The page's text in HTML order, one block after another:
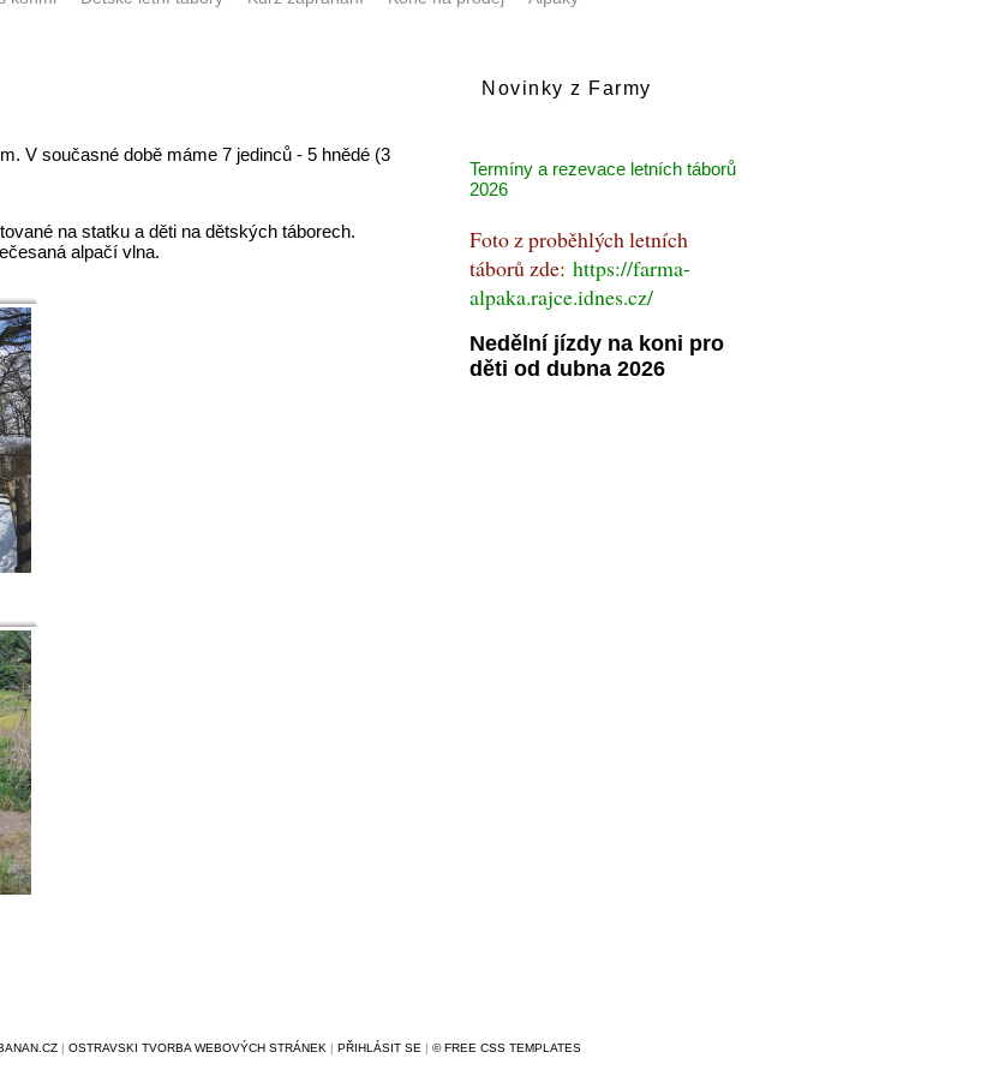
V současné době máme 7 jedinců - 5 hnědé (3
na statku a děti na dětských táborech.
alpačí vlna.
Novinky z Farmy
Termíny a rezevace letních táborů
2026
Foto z proběhlých letních
táborů zde: https://farma-
alpaka.rajce.idnes.cz/
Nedělní jízdy na koni pro
děti od dubna 2026
| OSTRAVSKI TVORBA WEBOVÝCH STRÁNEK | PŘIHLÁSIT SE | © FREE CSS TEMPLATES